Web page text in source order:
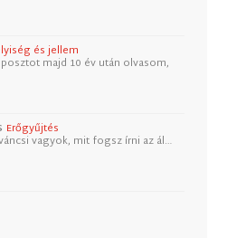
és jellem
majd 10 év után olvasom,
Erőgyűjtés
vagyok, mit fogsz írni az ál…